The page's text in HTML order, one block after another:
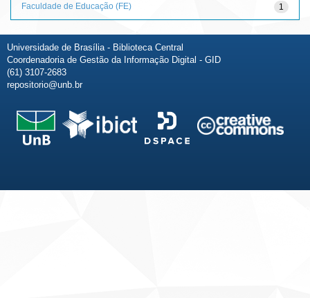
1
Faculdade de Educação (FE)
Universidade de Brasília - Biblioteca Central
Coordenadoria de Gestão da Informação Digital - GID
(61) 3107-2683
repositorio@unb.br